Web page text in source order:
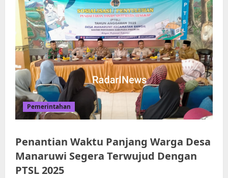
Pemerintahan
Penantian Waktu Panjang Warga Desa
Manaruwi Segera Terwujud Dengan
PTSL 2025